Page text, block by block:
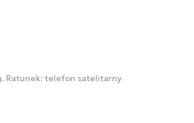
Ratunek: telefon satelitarny